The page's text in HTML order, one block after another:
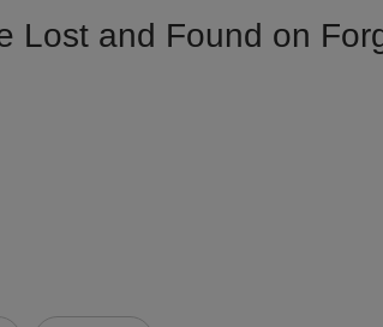
Lost and Found on